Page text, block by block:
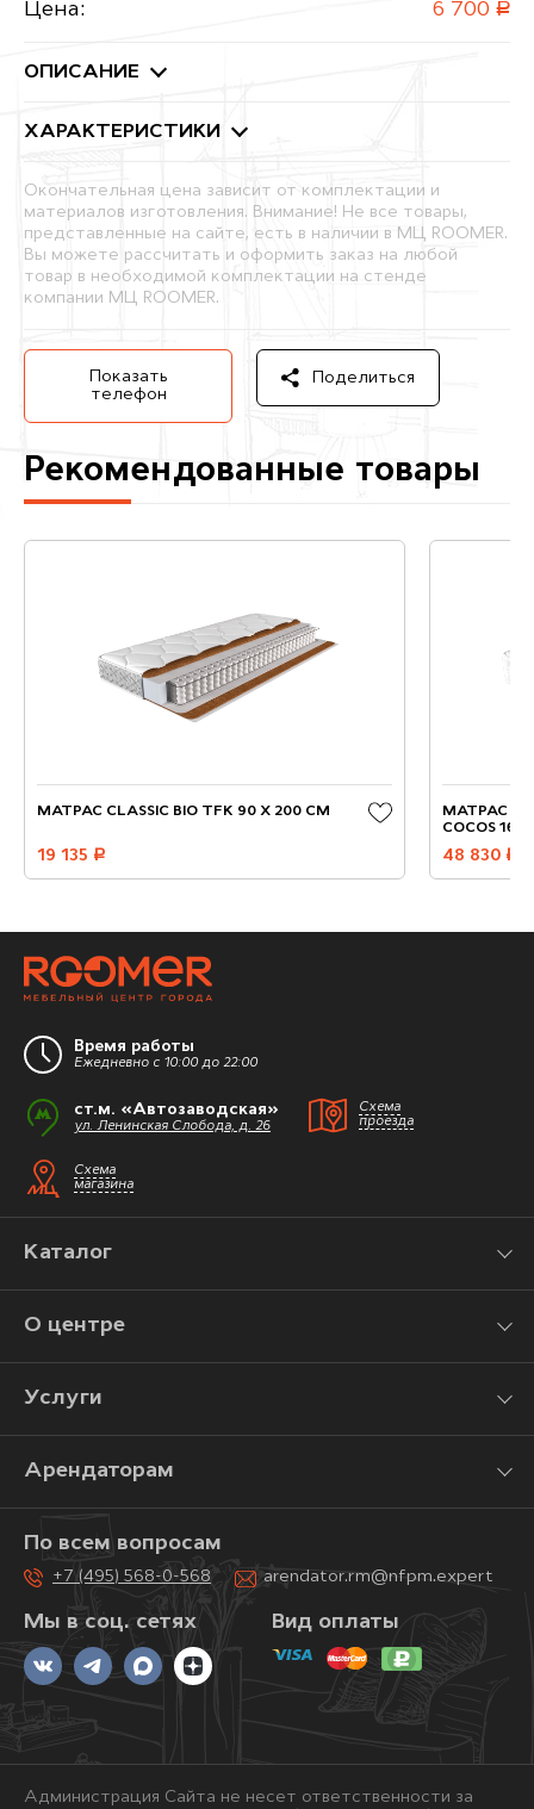
Цена: 6 700 руб.
ОПИСАНИЕ
ХАРАКТЕРИСТИКИ
Окончательная цена зависит от комплектации и
материалов изготовления. Внимание! Не все товары,
представленные на сайте, есть в наличии в МЦ ROOMER.
Вы можете рассчитать и оформить заказ на любой
товар в необходимой комплектации на стенде
компании МЦ ROOMER.
Показать
телефон
Поделиться
Рекомендованные товары
МАТРАС CLASSIC BIO TFK 90 X 200 СМ
19 135 руб.
МАТРАС
COCOS
48 830 руб.
Время работы
Ежедневно с 10:00 до 22:00
ст.м. «Автозаводская»
ул. Ленинская Слобода, д. 26
Схема
проезда
Схема
магазина
Каталог
О центре
Услуги
Арендаторам
Мы в соц. сетях
По всем вопросам
+7 (495) 568-0-568 arendator.rm@nfpm.expert
Вид оплаты
Администрация Сайта не несет ответственности за